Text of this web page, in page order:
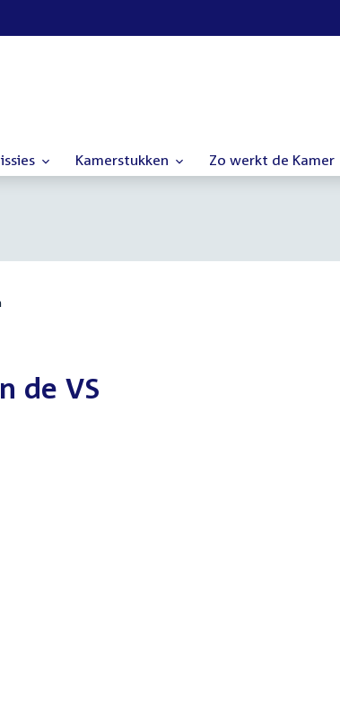
Kamerstukken Zo werkt de Kamer
de VS